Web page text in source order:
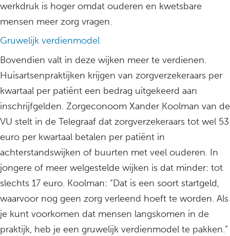
werkdruk is hoger omdat ouderen en kwetsbare
mensen meer zorg vragen.
Gruwelijk verdienmodel
Bovendien valt in deze wijken meer te verdienen.
Huisartsenpraktijken krijgen van zorgverzekeraars per
kwartaal per patiënt een bedrag uitgekeerd aan
inschrijfgelden. Zorgeconoom Xander Koolman van de
VU stelt in de Telegraaf dat zorgverzekeraars tot wel 53
euro per kwartaal betalen per patiënt in
achterstandswijken of buurten met veel ouderen. In
jongere of meer welgestelde wijken is dat minder: tot
slechts 17 euro. Koolman: “Dat is een soort startgeld,
waarvoor nog geen zorg verleend hoeft te worden. Als
je kunt voorkomen dat mensen langskomen in de
praktijk, heb je een gruwelijk verdienmodel te pakken.”